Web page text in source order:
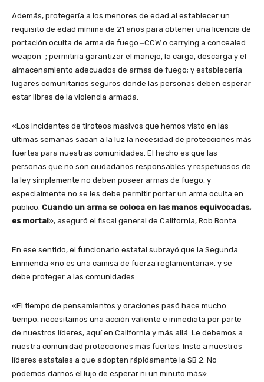
Además, protegería a los menores de edad al establecer un
requisito de edad mínima de 21 años para obtener una licencia de
portación oculta de arma de fuego ‒CCW o carrying a concealed
weapon‒; permitiría garantizar el manejo, la carga, descarga y el
almacenamiento adecuados de armas de fuego; y establecería
lugares comunitarios seguros donde las personas deben esperar
estar libres de la violencia armada.
«Los incidentes de tiroteos masivos que hemos visto en las
últimas semanas sacan a la luz la necesidad de protecciones más
fuertes para nuestras comunidades. El hecho es que las
personas que no son ciudadanos responsables y respetuosos de
la ley simplemente no deben poseer armas de fuego, y
especialmente no se les debe permitir portar un arma oculta en
público. Cuando un arma se coloca en las manos equivocadas,
es mortal», aseguró el fiscal general de California, Rob Bonta.
En ese sentido, el funcionario estatal subrayó que la Segunda
Enmienda «no es una camisa de fuerza reglamentaria», y se
debe proteger a las comunidades.
«El tiempo de pensamientos y oraciones pasó hace mucho
tiempo, necesitamos una acción valiente e inmediata por parte
de nuestros líderes, aquí en California y más allá. Le debemos a
nuestra comunidad protecciones más fuertes. Insto a nuestros
líderes estatales a que adopten rápidamente la SB 2. No
podemos darnos el lujo de esperar ni un minuto más».